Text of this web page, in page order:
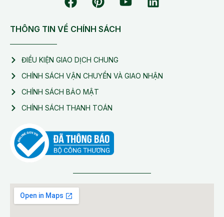
THÔNG TIN VỀ CHÍNH SÁCH
ĐIỀU KIỆN GIAO DỊCH CHUNG
CHÍNH SÁCH VẬN CHUYỂN VÀ GIAO NHẬN
CHÍNH SÁCH BẢO MẬT
CHÍNH SÁCH THANH TOÁN